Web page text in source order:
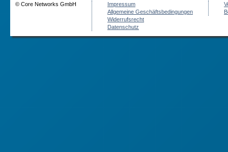
© Core Networks GmbH
Impressum
Allgemeine Geschäftsbedingungen
Widerrufsrecht
Datenschutz